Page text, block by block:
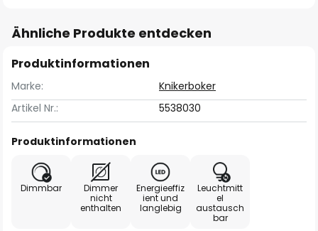
Ähnliche Produkte entdecken
Produktinformationen
Marke:
Knikerboker
Artikel Nr.:
5538030
Produktinformationen
Dimmbar
Dimmer
nicht
enthalten
Energieeffiz
ient und
langlebig
Leuchtmitt
el
austausch
bar